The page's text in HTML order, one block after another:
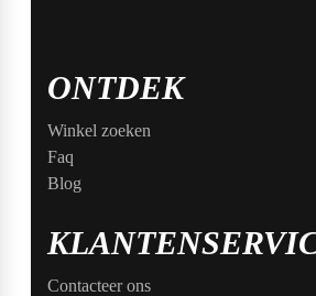
ONTDEK
Winkel zoeken
Faq
Blog
Contacteer ons